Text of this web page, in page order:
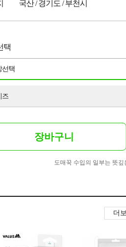
국산 / 경기도 / 부천시
택
선택
즈
장바구니
도매꾹 수입의 일부는 뜻
더